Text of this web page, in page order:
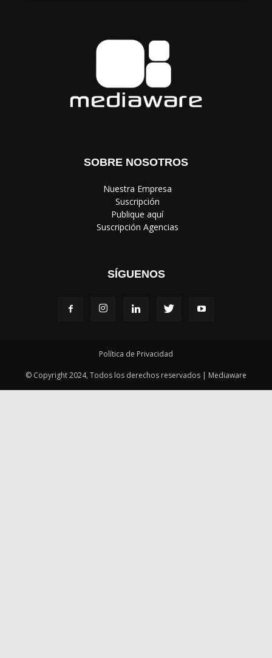
SOBRE NOSOTROS
‎ Nuestra Empresa
‎ Suscripción
‎ Publique aquí
‎ Suscripción Agencias
SÍGUENOS
Política de Privacidad
© Copyright 2024, Todos los derechos reservados | Mediaware